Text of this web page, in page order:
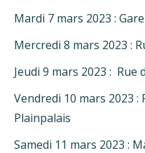
Mardi 7 mars 2023 :
Mercredi 8 mars 2023 :
Jeudi 9 mars 2023 : Rue
Vendredi 10 mars 2023 :
Plainpalais
Samedi 11 mars 2023 :